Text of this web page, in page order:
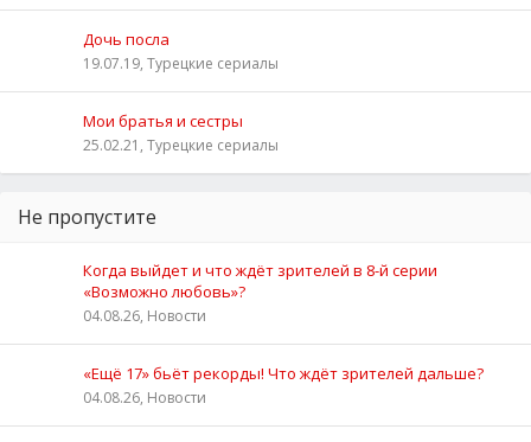
Дочь посла
19.07.19, Турецкие сериалы
Мои братья и сестры
25.02.21, Турецкие сериалы
Не пропустите
Когда выйдет и что ждёт зрителей в 8-й серии
«Возможно любовь»?
04.08.26, Новости
«Ещё 17» бьёт рекорды! Что ждёт зрителей дальше?
04.08.26, Новости